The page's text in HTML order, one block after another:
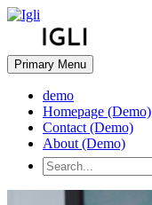
Primary Menu
demo
Homepage (Demo)
Contact (Demo)
About (Demo)